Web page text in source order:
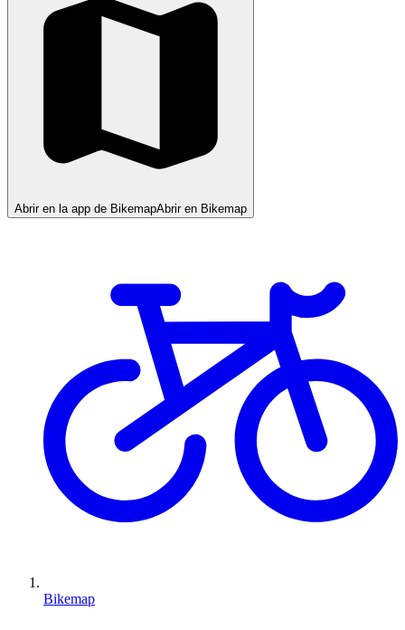
Abrir en la app de BikemapAbrir en Bikemap
Bikemap